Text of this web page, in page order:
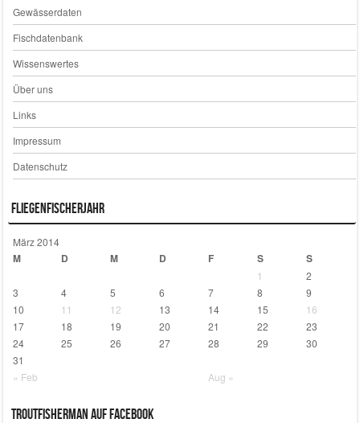
Gewässerdaten
Fischdatenbank
Wissenswertes
Über uns
Links
Impressum
Datenschutz
Fliegenfischerjahr
März 2014
M D M D F S S
« Feb Aug »
1
2
3
4 5 6 7 8
9
10
11 12 13 14 15
16
17
18 19 20 21 22
23
24
25 26 27 28 29
30
31
Troutfisherman auf Facebook